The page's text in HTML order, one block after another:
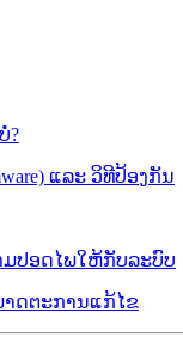
?
ແລະ ວິທີປ້ອງກັນ
ມປອດໄພໃຫ້ກັບລະບົບ
າດຕະການແກ້ໄຂ